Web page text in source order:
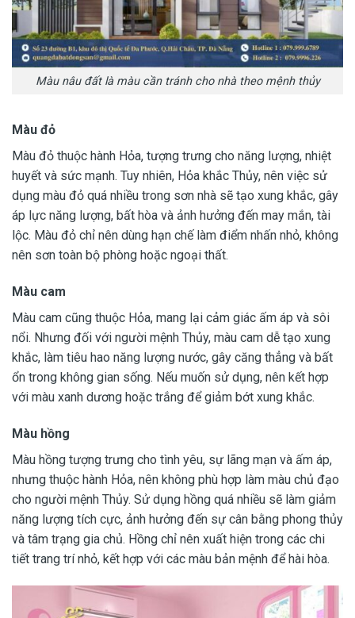
Màu nâu đất là màu cần tránh cho nhà theo mệnh thủy
Màu đỏ
Màu đỏ thuộc hành Hỏa, tượng trưng cho năng lượng, nhiệt
huyết và sức mạnh. Tuy nhiên, Hỏa khắc Thủy, nên việc sử
dụng màu đỏ quá nhiều trong sơn nhà sẽ tạo xung khắc, gây
áp lực năng lượng, bất hòa và ảnh hưởng đến may mắn, tài
lộc. Màu đỏ chỉ nên dùng hạn chế làm điểm nhấn nhỏ, không
nên sơn toàn bộ phòng hoặc ngoại thất.
Màu cam
Màu cam cũng thuộc Hỏa, mang lại cảm giác ấm áp và sôi
nổi. Nhưng đối với người mệnh Thủy, màu cam dễ tạo xung
khắc, làm tiêu hao năng lượng nước, gây căng thẳng và bất
ổn trong không gian sống. Nếu muốn sử dụng, nên kết hợp
với màu xanh dương hoặc trắng để giảm bớt xung khắc.
Màu hồng
Màu hồng tượng trưng cho tình yêu, sự lãng mạn và ấm áp,
nhưng thuộc hành Hỏa, nên không phù hợp làm màu chủ đạo
cho người mệnh Thủy. Sử dụng hồng quá nhiều sẽ làm giảm
năng lượng tích cực, ảnh hưởng đến sự cân bằng phong thủy
và tâm trạng gia chủ. Hồng chỉ nên xuất hiện trong các chi
tiết trang trí nhỏ, kết hợp với các màu bản mệnh để hài hòa.